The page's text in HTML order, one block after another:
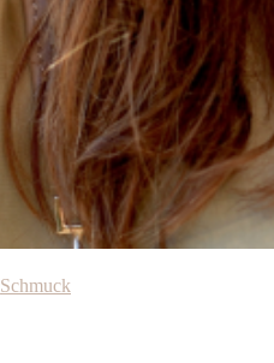
Schmuck